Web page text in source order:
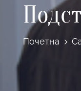
Почетна